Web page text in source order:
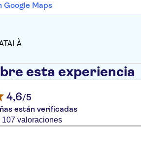
Google Maps
esta experiencia
4,6/5
están verificadas
107 valoraciones